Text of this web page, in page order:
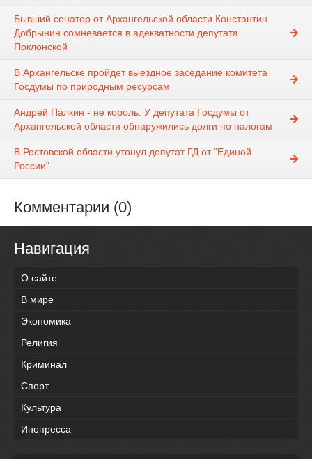
Бывший сенатор от Архангельской области Константин
Добрынин сомневается в адекватности депутата
Поклонской
В Архангельске пройдет выездное заседание комитета
Госдумы по природным ресурсам
Андрей Палкин - не король. У депутата Госдумы от
Архангельской области обнаружились долги по налогам
В Ростовской области утонул депутат ГД от "Единой
России"
Комментарии (0)
Навигация
О сайте
В мире
Экономика
Религия
Криминал
Спорт
Культура
Инопресса